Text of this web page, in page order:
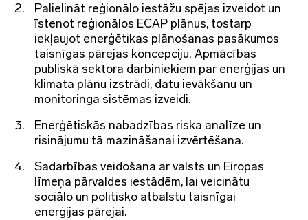
Palielināt reģionālo iestāžu spējas izveidot un
īstenot reģionālos ECAP plānus, tostarp
iekļaujot enerģētikas plānošanas pasākumos
taisnīgas pārejas koncepciju. Apmācības
publiskā sektora darbiniekiem par enerģijas un
klimata plānu izstrādi, datu ievākšanu un
monitoringa sistēmas izveidi.
Enerģētiskās nabadzības riska analīze un
risinājumu tā mazināšanai izvērtēšana.
Sadarbības veidošana ar valsts un Eiropas
līmeņa pārvaldes iestādēm, lai veicinātu
sociālo un politisko atbalstu taisnīgai
enerģijas pārejai.